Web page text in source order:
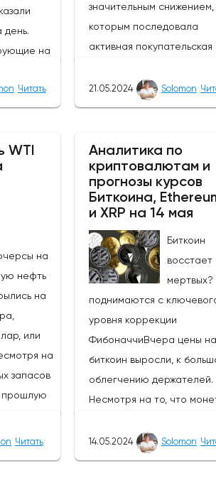
день.
на
пара
с
с
самым
в
Банк
Как
но
Читать
значительным снижением,
которым последовала
активная покупательская
покупатели сохраняют
контроль, и основной
направляется к отметке
поскольку экономические
показатели Японии
на ослабление
услуг снизилась на -2,4%
сравнению с прошлым
месяцем, в то время как
мы увидим основные
оборудование и торговый
баланс.Интервенция
Японии (BOJ)Интервенция
Банка Японии в начале
придала значительный
подтолкнув пару к
156,80. Это
21.05.2024 Solomon
WTI
на
нефть
на
или
на
запасов
прошлую
в
Читать
Аналитика по
криптовалютам и
прогнозы курсов
Биткоина,
и XRP на 14 мая
Биткоин
восстает
мертвых?
поднимаются с
уровня коррекции
ФибоначчиВчера цены на
биткоин выросли, к
облегчению держателей.
Несмотря на то, что
пределах четкого
поддержки и
14.05.2024 Solomon